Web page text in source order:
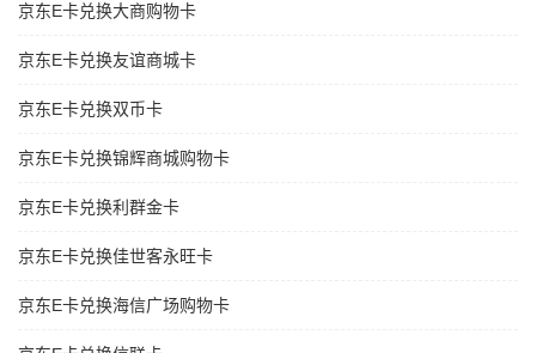
京东E卡兑换大商购物卡
京东E卡兑换友谊商城卡
京东E卡兑换双币卡
京东E卡兑换锦辉商城购物卡
京东E卡兑换利群金卡
京东E卡兑换佳世客永旺卡
京东E卡兑换海信广场购物卡